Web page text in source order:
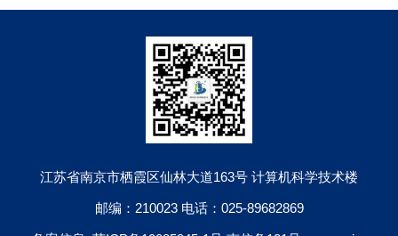
江苏省南京市栖霞区仙林大道163号 计算机科学技术楼
邮编：210023 电话：025-89682869